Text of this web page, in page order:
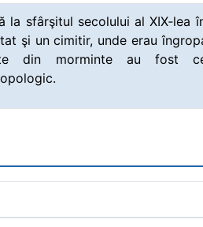
la sfârşitul secolului al XIX‑lea
şi un cimitir, unde erau
din morminte au fost